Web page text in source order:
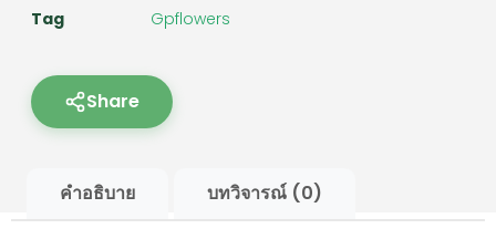
Tag
Gpflowers
Share
คำอธิบาย บทวิจารณ์ (0)